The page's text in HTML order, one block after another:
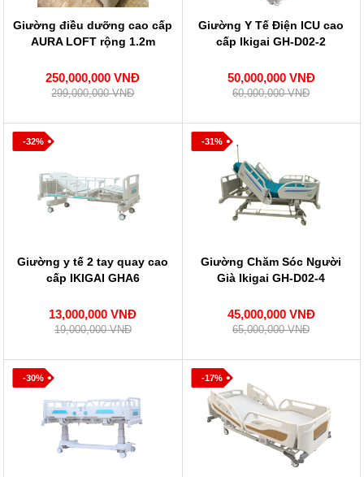
Giường điều dưỡng cao cấp
AURA LOFT rộng 1.2m
250,000,000 VNĐ
299,000,000 VNĐ
Giường Y Tế Điện ICU cao
cấp Ikigai GH-D02-2
50,000,000 VNĐ
60,000,000 VNĐ
-32%
Giường y tế 2 tay quay cao
cấp IKIGAI GHA6
13,000,000 VNĐ
19,000,000 VNĐ
-31%
Giường Chăm Sóc Người
Già Ikigai GH-D02-4
45,000,000 VNĐ
65,000,000 VNĐ
-30% -17%